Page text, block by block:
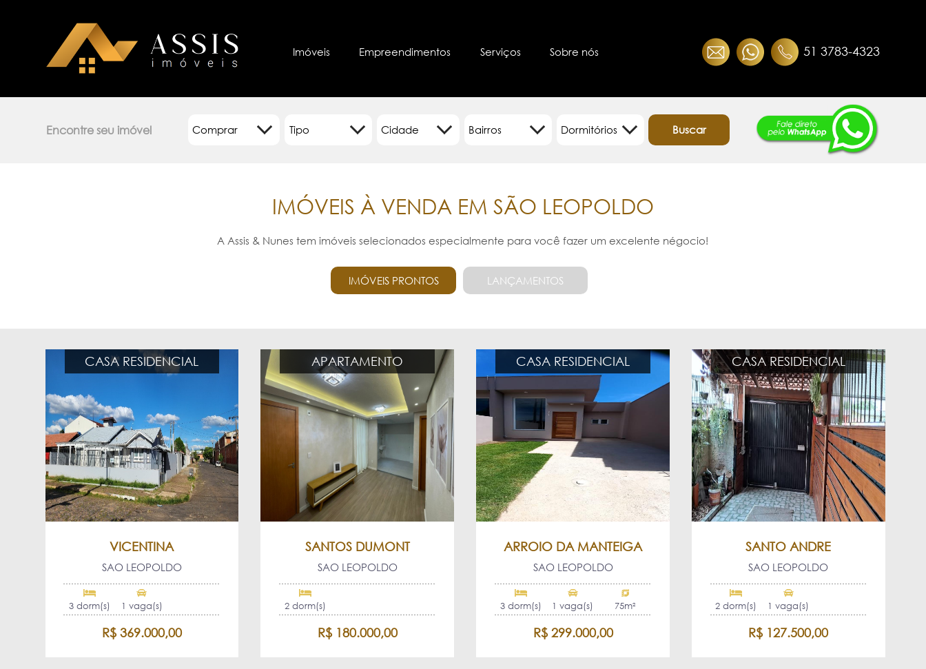
51 3783-4323
Imóveis Empreendimentos Serviços Sobre nós
Encontre seu imóvel Tipo Bairros Dormitórios
IMÓVEIS À VENDA EM SÃO LEOPOLDO
A Assis & Nunes tem imóveis selecionados especialmente para você fazer um excelente négocio!
IMÓVEIS PRONTOS LANÇAMENTOS
CASA RESIDENCIAL
VICENTINA
SAO LEOPOLDO
3 dorm(s) 1 vaga(s)
R$ 369.000,00
APARTAMENTO
SANTOS DUMONT
SAO LEOPOLDO
2 dorm(s)
R$ 180.000,00
CASA RESIDENCIAL
ARROIO DA MANTEIGA
SAO LEOPOLDO
3 dorm(s) 1 vaga(s) 75m²
R$ 299.000,00
CASA RESIDENCIAL
SANTO ANDRE
SAO LEOPOLDO
2 dorm(s) 1 vaga(s)
R$ 127.500,00